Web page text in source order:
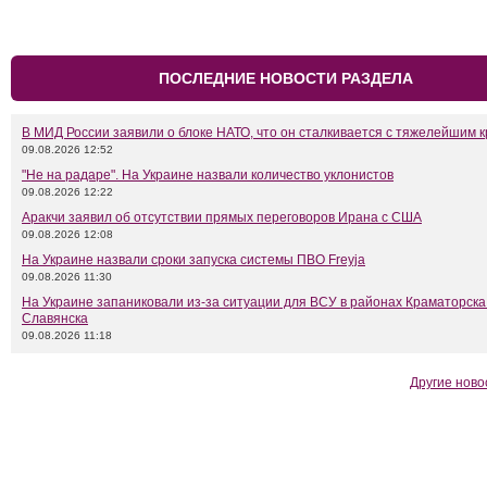
ПОСЛЕДНИЕ НОВОСТИ РАЗДЕЛА
В МИД России заявили о блоке НАТО, что он сталкивается с тяжелейшим
09.08.2026 12:52
"Не на радаре". На Украине назвали количество уклонистов
09.08.2026 12:22
Аракчи заявил об отсутствии прямых переговоров Ирана с США
09.08.2026 12:08
На Украине назвали сроки запуска системы ПВО Freyja
09.08.2026 11:30
На Украине запаниковали из-за ситуации для ВСУ в районах
Славянска
09.08.2026 11:18
Другие